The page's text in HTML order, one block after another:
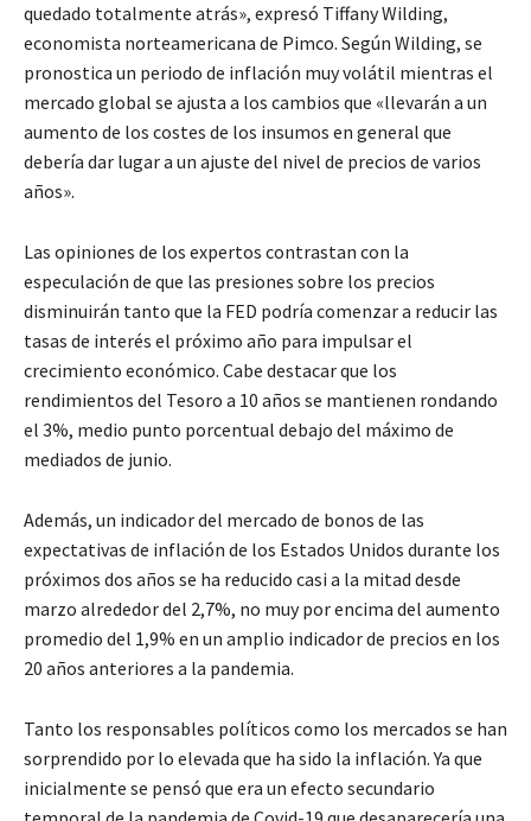
quedado totalmente atrás», expresó Tiffany Wilding,
economista norteamericana de Pimco. Según Wilding, se
pronostica un periodo de inflación muy volátil mientras el
mercado global se ajusta a los cambios que «llevarán a un
aumento de los costes de los insumos en general que
debería dar lugar a un ajuste del nivel de precios de varios
años».
Las opiniones de los expertos contrastan con la
especulación de que las presiones sobre los precios
disminuirán tanto que la FED podría comenzar a reducir las
tasas de interés el próximo año para impulsar el
crecimiento económico. Cabe destacar que los
rendimientos del Tesoro a 10 años se mantienen rondando
el 3%, medio punto porcentual debajo del máximo de
mediados de junio.
Además, un indicador del mercado de bonos de las
expectativas de inflación de los Estados Unidos durante los
próximos dos años se ha reducido casi a la mitad desde
marzo alrededor del 2,7%, no muy por encima del aumento
promedio del 1,9% en un amplio indicador de precios en los
20 años anteriores a la pandemia.
Tanto los responsables políticos como los mercados se han
sorprendido por lo elevada que ha sido la inflación. Ya que
inicialmente se pensó que era un efecto secundario